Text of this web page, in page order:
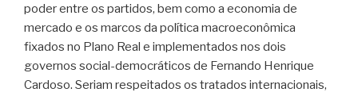
poder entre os partidos, bem como a economia de
mercado e os marcos da política macroeconômica
fixados no Plano Real e implementados nos dois
governos social-democráticos de Fernando Henrique
Cardoso. Seriam respeitados os tratados internacionais,